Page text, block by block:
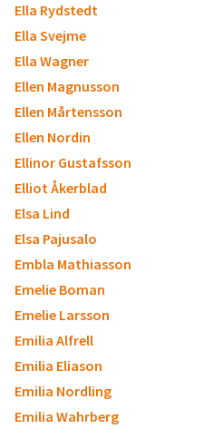
Ella Rydstedt
Ella Svejme
Ella Wagner
Ellen Magnusson
Ellen Mårtensson
Ellen Nordin
Ellinor Gustafsson
Elliot Åkerblad
Elsa Lind
Elsa Pajusalo
Embla Mathiasson
Emelie Boman
Emelie Larsson
Emilia Alfrell
Emilia Eliason
Emilia Nordling
Emilia Wahrberg